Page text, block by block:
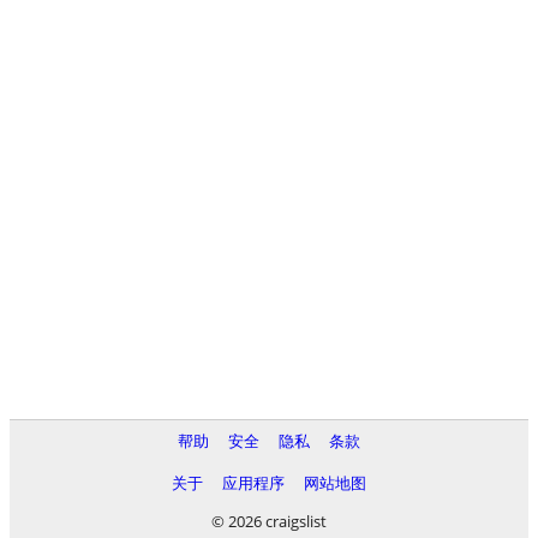
帮助 安全 隐私
条款
关于
应用程序
网站地图
© 2026 craigslist